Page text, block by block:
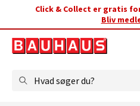
Click & Collect er gratis
Bliv
Hvad søger du?